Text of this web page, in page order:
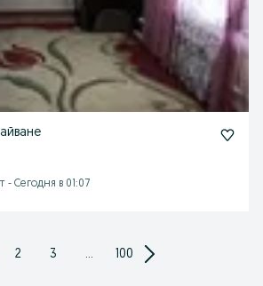
- Сегодня в 01:07
2 3 ... 100